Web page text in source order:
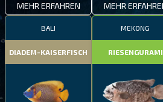
MEHR ERFAHREN MEHR
BALI
DIADEM-KAISERFISCH
MEKONG
RIESENGURAMI